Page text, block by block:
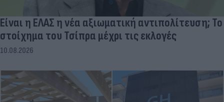
Είναι η ΕΛΑΣ η νέα αξιωματική αντιπολίτευση; Το
στοίχημα του Τσίπρα μέχρι τις εκλογές
10.08.2026